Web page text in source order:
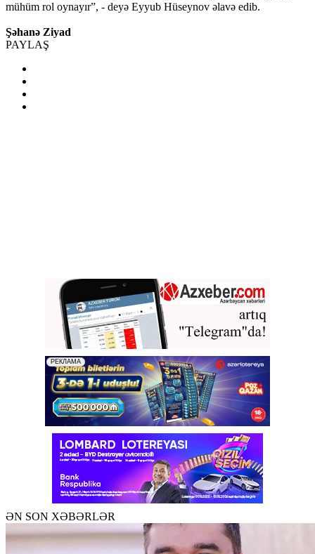
mühüm rol oynayır”, - deyə Eyyub Hüseynov əlavə edib.
Şəhanə Ziyad
PAYLAŞ
ƏN SON XƏBƏRLƏR